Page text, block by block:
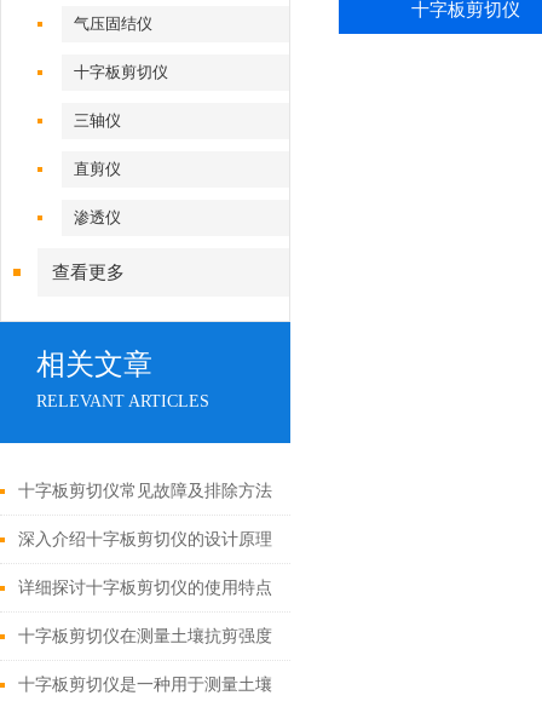
气压固结仪
十字板剪切仪
三轴仪
直剪仪
渗透仪
查看更多
相关文章
RELEVANT ARTICLES
十字板剪切仪常见故障及排除方法
深入介绍十字板剪切仪的设计原理
详细探讨十字板剪切仪的使用特点
十字板剪切仪在测量土壤抗剪强度
方面具有显著的优势
十字板剪切仪是一种用于测量土壤
十字板剪切仪